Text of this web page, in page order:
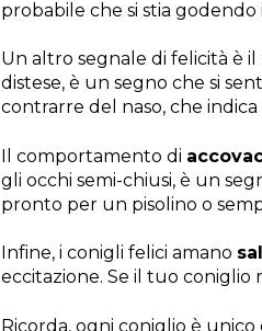
probabile che si stia
Un altro segnale di felicità è il
distese, è un segno che si
contrarre del naso, che
Il comportamento di
gli occhi semi-chiusi, è un
pronto per un pisolino o
Infine, i conigli felici amano
eccitazione. Se il tuo coniglio
Ricorda, ogni coniglio è